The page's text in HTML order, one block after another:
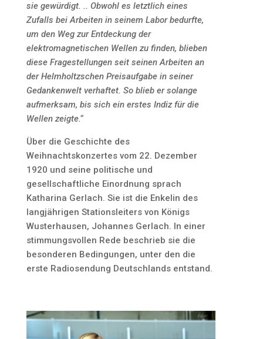
sie gewürdigt. .. Obwohl es letztlich eines
Zufalls bei Arbeiten in seinem Labor bedurfte,
um den Weg zur Entdeckung der
elektromagnetischen Wellen zu finden, blieben
diese Fragestellungen seit seinen Arbeiten an
der Helmholtzschen Preisaufgabe in seiner
Gedankenwelt verhaftet. So blieb er solange
aufmerksam, bis sich ein erstes Indiz für die
Wellen zeigte.“
Über die Geschichte des
Weihnachtskonzertes vom 22. Dezember
1920 und seine politische und
gesellschaftliche Einordnung sprach
Katharina Gerlach. Sie ist die Enkelin des
langjährigen Stationsleiters von Königs
Wusterhausen, Johannes Gerlach. In einer
stimmungsvollen Rede beschrieb sie die
besonderen Bedingungen, unter den die
erste Radiosendung Deutschlands entstand.